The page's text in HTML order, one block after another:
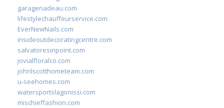
garagenadeau.com
lifestylechauffeurservice.com
EverNewNails.com
insideoutdecoratingcentre.com
salvatoresinpoint.com
jovialfloralco.com
johnlscotthometeam.com
u-seehomes.com
watersportslagonissi.com
mischieffashion.com